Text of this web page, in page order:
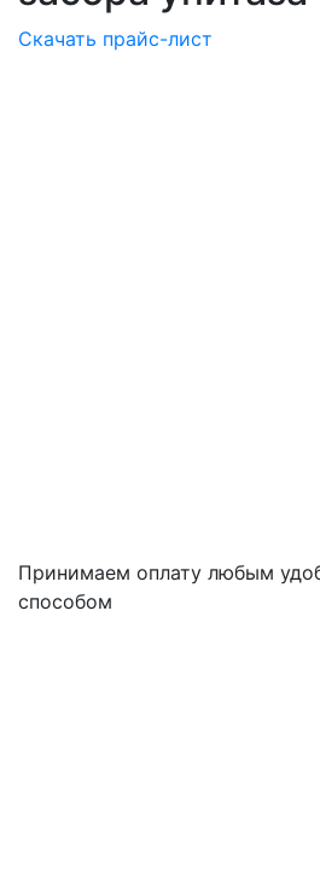
Скачать прайс-лист
Принимаем оплату любым
способом